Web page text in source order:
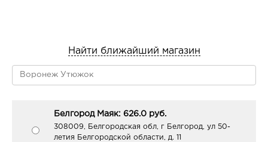
Найти ближайший магазин
Белгород Маяк: 626.0 руб.
308009, Белгородская обл, г Белгород, ул 50-
летия Белгородской области, д. 11